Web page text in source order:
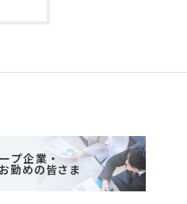
プ企業・
勤めの皆さま